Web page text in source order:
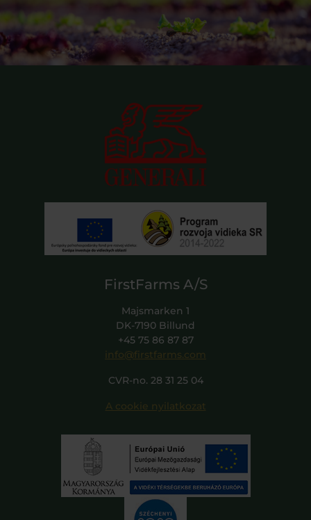
FirstFarms A/S
Majsmarken 1
DK-7190 Billund
+45 75 86 87 87
info@firstfarms.com
CVR-no. 28 31 25 04
A cookie nyilatkozat